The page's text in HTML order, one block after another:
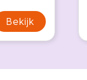
Bekijk